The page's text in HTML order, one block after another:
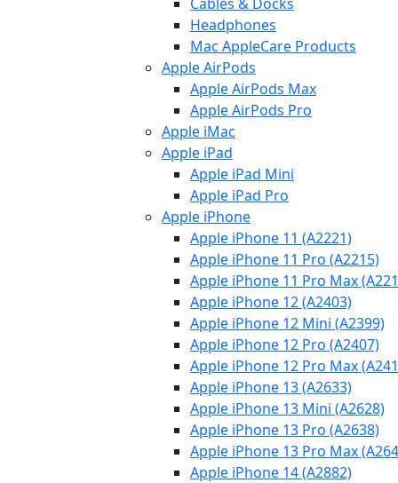
Headphones
Mac AppleCare Products
Apple AirPods
Apple AirPods Max
Apple AirPods Pro
Apple iMac
Apple iPad
Apple iPad Mini
Apple iPad Pro
Apple iPhone
Apple iPhone 11 (A2221)
Apple iPhone 11 Pro (A2215)
Apple iPhone 11 Pro Max
Apple iPhone 12 (A2403)
Apple iPhone 12 Mini (A2399)
Apple iPhone 12 Pro (A2407)
Apple iPhone 12 Pro Max
Apple iPhone 13 (A2633)
Apple iPhone 13 Mini (A2628)
Apple iPhone 13 Pro (A2638)
Apple iPhone 13 Pro Max
Apple iPhone 14 (A2882)